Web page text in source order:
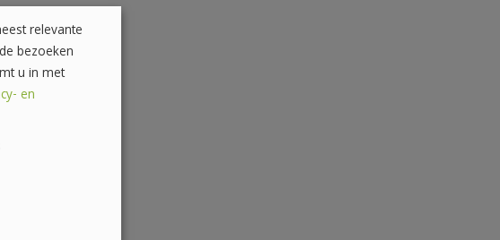
relevante
bezoeken
u in met
en